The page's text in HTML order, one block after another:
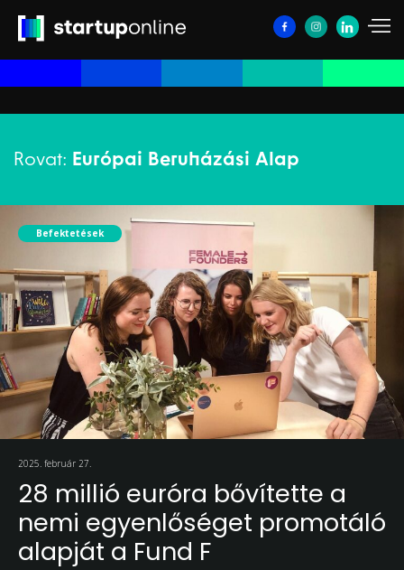
Rovat: Európai Beruházási Alap
Befektetések
2025. február 27.
28 millió euróra bővítette a
nemi egyenlőséget promotáló
alapját a Fund F